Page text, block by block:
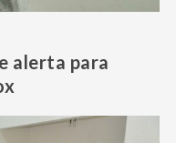
alerta para